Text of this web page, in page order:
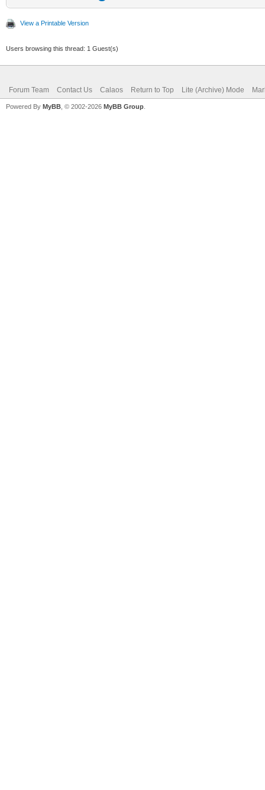
View a Printable Version
Users browsing this thread: 1 Guest(s)
Forum Team Contact Us Calaos Return to Top Lite (Archive) Mode
Powered By MyBB , © 2002-2026 MyBB Group